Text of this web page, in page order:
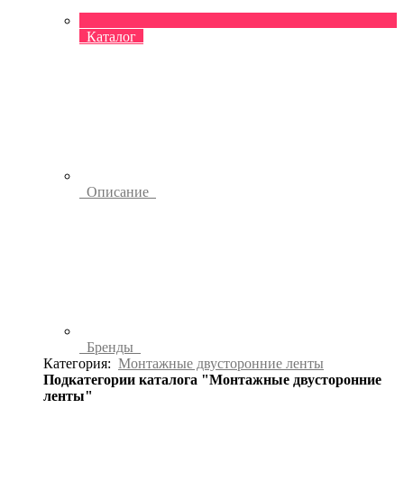
Каталог
Описание
Бренды
Категория: Монтажные двусторонние ленты
Подкатегории каталога "Монтажные двусторонние
ленты"